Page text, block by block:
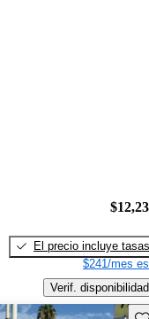
El precio incluye tasas
$241/mes
Verif. disponibilidad